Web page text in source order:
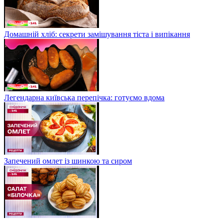
Домашній хліб: секрети замішування тіста і випікання
Легендарна київська перепічка: готуємо вдома
Запечений омлет із шинкою та сиром